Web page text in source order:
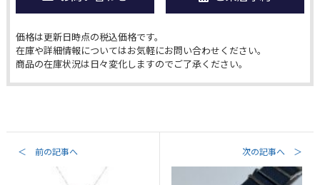
価格は更新日時点の税込価格です。
在庫や詳細情報についてはお気軽にお問い合わせください。
商品の在庫状況は日々変化しますのでご了承ください。
＜ 前の記事へ 次の記事へ ＞